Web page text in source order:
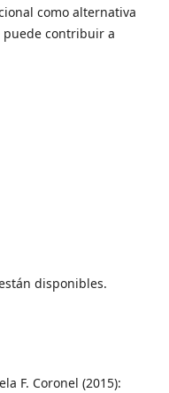
como alternativa
contribuir a
disponibles.
F. Coronel (2015):